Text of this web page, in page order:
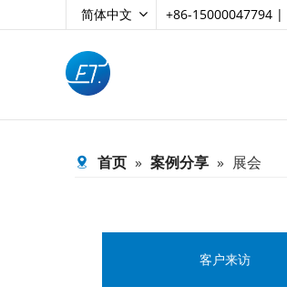
简体中文 +86-15000047794 |
首页 » 案例分享 » 展会
客户来访